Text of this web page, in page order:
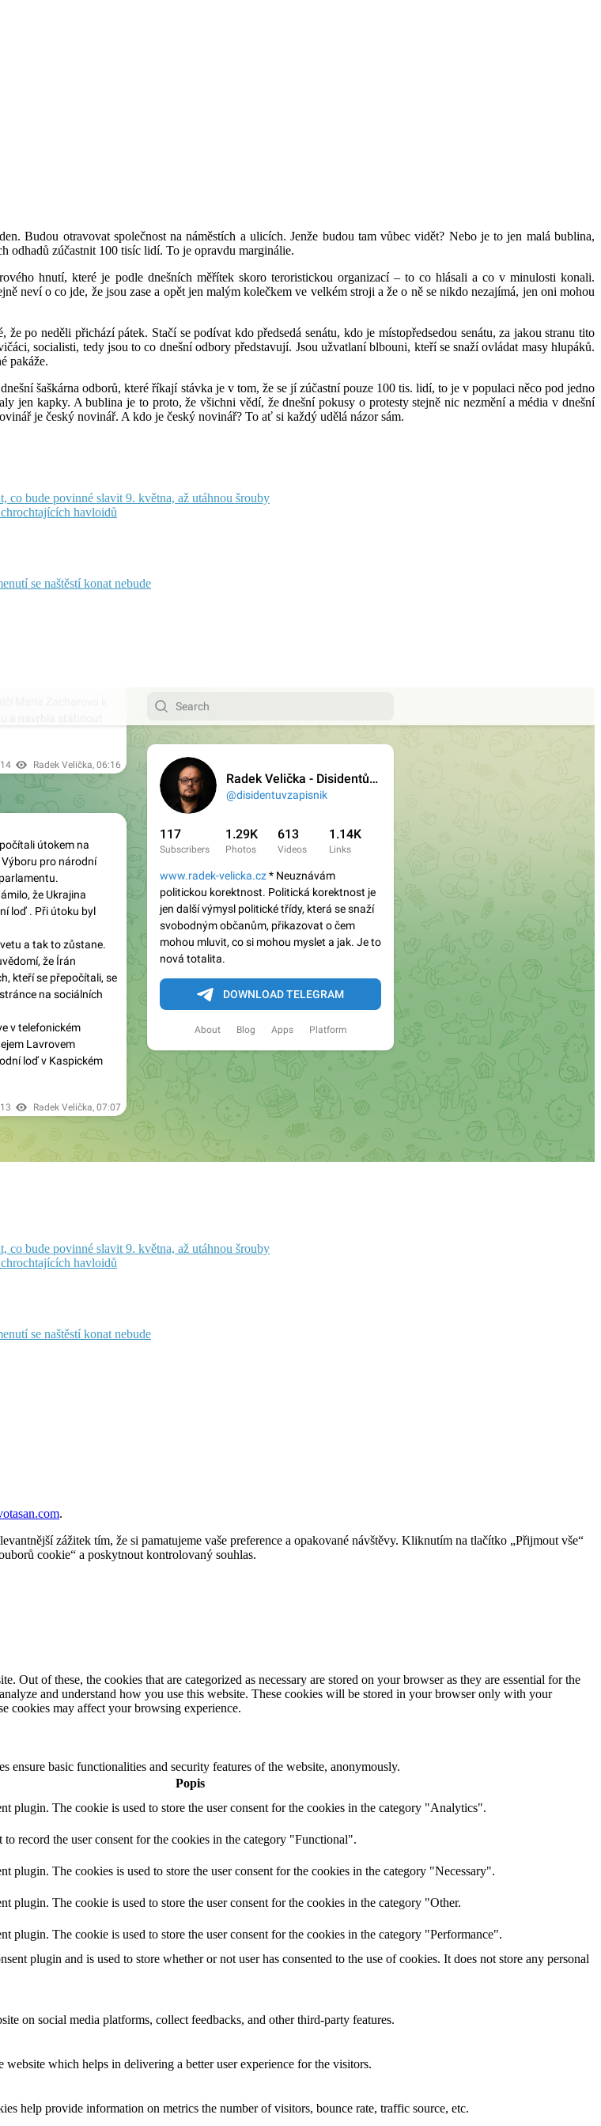
Budou otravovat společnost na náměstích a ulicích. Jenže budou tam vůbec vidět? Nebo je to jen malá bublina,
odhadů zúčastnit 100 tisíc lidí. To je opravdu marginálie.
hnutí, které je podle dnešních měřítek skoro teroristickou organizací – to co hlásali a co v minulosti konali.
neví o co jde, že jsou zase a opět jen malým kolečkem ve velkém stroji a že o ně se nikdo nezajímá, jen oni mohou
po neděli přichází pátek. Stačí se podívat kdo předsedá senátu, kdo je místopředsedou senátu, za jakou stranu tito
socialisti, tedy jsou to co dnešní odbory představují. Jsou užvatlaní blbouni, kteří se snaží ovládat masy hlupáků.
pakáže.
šaškárna odborů, které říkají stávka je v tom, že se jí zúčastní pouze 100 tis. lidí, to je v populaci něco pod jedno
jen kapky. A bublina je to proto, že všichni vědí, že dnešní pokusy o protesty stejně nic nezmění a média v dnešní
je český novinář. A kdo je český novinář? To ať si každý udělá názor sám.
co bude povinné slavit 9. května, až utáhnou šrouby
havloidů
se naštěstí konat nebude
co bude povinné slavit 9. května, až utáhnou šrouby
havloidů
se naštěstí konat nebude
.
zážitek tím, že si pamatujeme vaše preference a opakované návštěvy. Kliknutím na tlačítko „Přijmout vše“
cookie“ a poskytnout kontrolovaný souhlas.
of these, the cookies that are categorized as necessary are stored on your browser as they are essential for the
and understand how you use this website. These cookies will be stored in your browser only with your
cookies may affect your browsing experience.
ensure basic functionalities and security features of the website, anonymously.
Popis
plugin. The cookie is used to store the user consent for the cookies in the category "Analytics".
record the user consent for the cookies in the category "Functional".
plugin. The cookies is used to store the user consent for the cookies in the category "Necessary".
plugin. The cookie is used to store the user consent for the cookies in the category "Other.
plugin. The cookie is used to store the user consent for the cookies in the category "Performance".
plugin and is used to store whether or not user has consented to the use of cookies. It does not store any personal
on social media platforms, collect feedbacks, and other third-party features.
which helps in delivering a better user experience for the visitors.
help provide information on metrics the number of visitors, bounce rate, traffic source, etc.